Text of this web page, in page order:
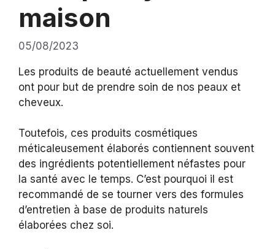
maison
05/08/2023
Les produits de beauté actuellement vendus
ont pour but de prendre soin de nos peaux et
cheveux.
Toutefois, ces produits cosmétiques
méticaleusement élaborés contiennent souvent
des ingrédients potentiellement néfastes pour
la santé avec le temps. C’est pourquoi il est
recommandé de se tourner vers des formules
d’entretien à base de produits naturels
élaborées chez soi.